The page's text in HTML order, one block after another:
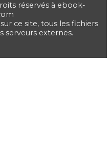
réservés à ebook-
ce site, tous les fichiers
serveurs externes.